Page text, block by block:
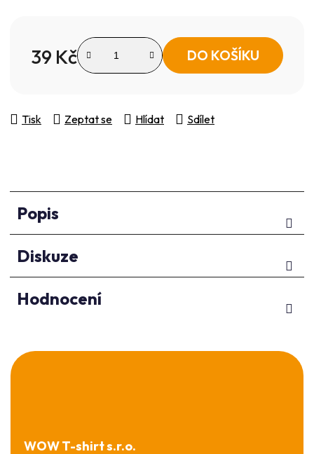
39 Kč
Měrná cena:
DO KOŠÍKU
Tisk Zeptat se Hlídat Sdílet
Popis
Diskuze
Hodnocení
Z
á
WOW T-shirt s.r.o.